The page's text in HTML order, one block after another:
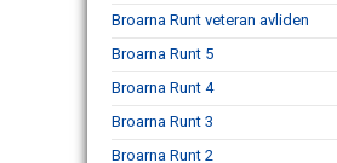
Broarna Runt veteran avliden
Broarna Runt 5
Broarna Runt 4
Broarna Runt 3
Broarna Runt 2